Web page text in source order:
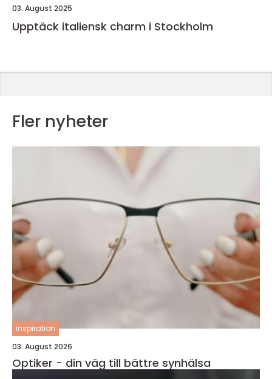
03. August 2025
Upptäck italiensk charm i Stockholm
Fler nyheter
inspiration
03. August 2026
Optiker - din väg till bättre synhälsa